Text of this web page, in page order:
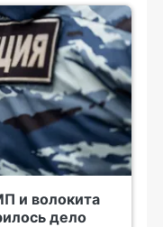
и волокита
дело